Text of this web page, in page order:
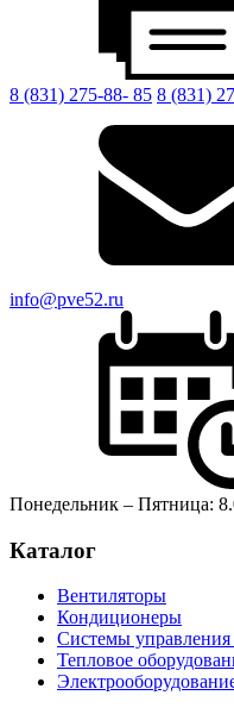
8 (831) 275-88- 85 8 (831)
info@pve52.ru
Понедельник – Пятница:
Каталог
Вентиляторы
Кондиционеры
Системы управления
Тепловое